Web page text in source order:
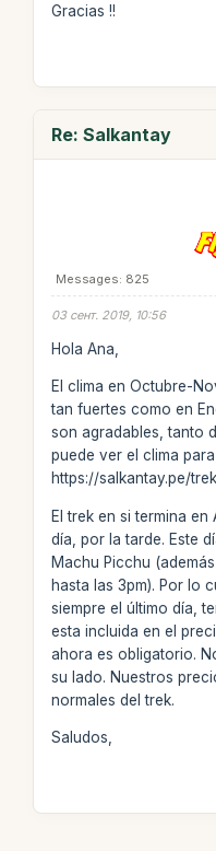
Gracias !!
Re: Salkantay
Messages: 825
03 сент. 2019, 10:56
Hola Ana,
El clima en Octubre-
tan fuertes como en
son agradables, tanto
puede ver el clima
https://salkantay.pe/
El trek en si termina en
día, por la tarde. Este
Machu Picchu
hasta las 3pm). Por lo
siempre el último día,
esta incluida en el
ahora es obligatorio.
su lado. Nuestros
normales del trek.
Saludos,